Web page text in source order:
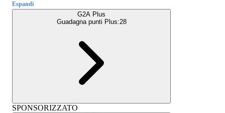
Espandi
G2A Plus
Guadagna punti Plus:28
SPONSORIZZATO